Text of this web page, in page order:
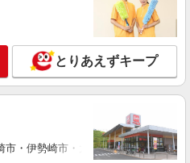
とりあえずキープ
市・伊勢崎市・太田市・館林市・藤